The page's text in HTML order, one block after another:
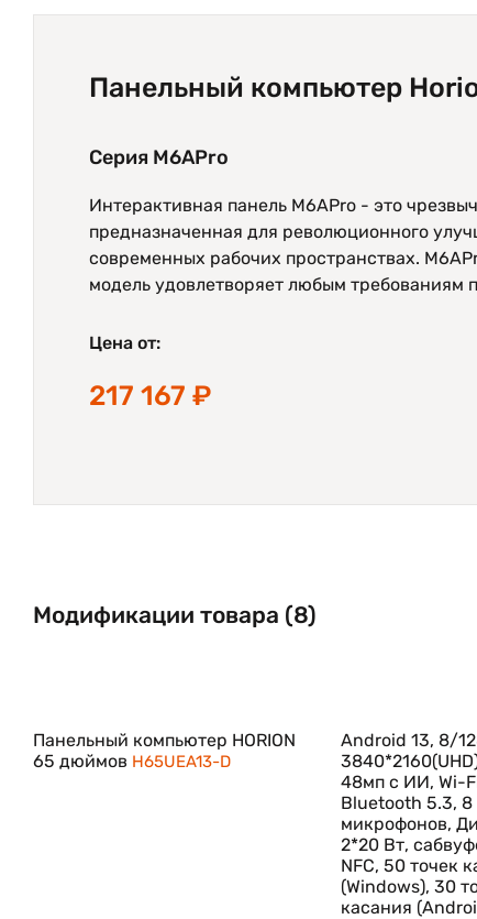
Панельный компьютер
Серия M6APro
Интерактивная панель M6APro - это
предназначенная для революционного
современных рабочих пространствах.
модель удовлетворяет любым требованиям
Цена от:
217 167 ₽
Модификации товара (8)
Панельный компьютер HORION
65 дюймов H65UEA13-D
Android 13, 8/
48мп с ИИ, Wi-
Bluetooth 5.3, 8
микрофонов,
2*20 Вт,
NFC, 50 точек
(Windows), 30
касания